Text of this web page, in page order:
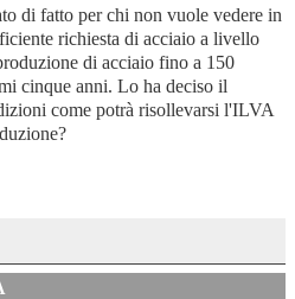
di fatto per chi non vuole vedere in
richiesta di acciaio a livello
di acciaio fino a 150
cinque anni. Lo ha deciso il
come potrà risollevarsi l'ILVA